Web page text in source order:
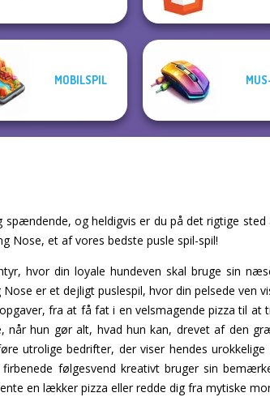
MOBILSPIL
og heldigvis er du på det rigtige
Nose, et af vores bedste pusle spil-spil!
hvor din loyale hundeven skal bruge sin
er et dejligt puslespil, hvor din pelsede
fra at få fat i en velsmagende pizza til at
hun gør alt, hvad hun kan, drevet af den
utrolige bedrifter, der viser hendes
følgesvend kreativt bruger sin
en lækker pizza eller redde dig fra mytiske